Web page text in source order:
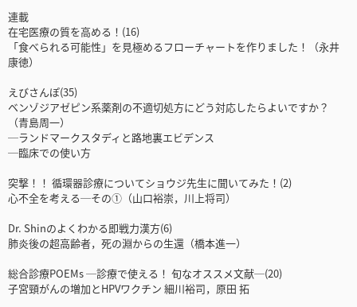
連載
在宅医療の質を高める！(16)
「食べられる可能性」を見極めるフローチャートを作りました！（永井
康徳）
えびさんぽ(35)
ベンゾジアゼピン系薬剤の不適切処方にどう対応したらよいですか？
（青島周一）
─ランドマークスタディと路地裏エビデンス
─臨床での使い方
突撃！！ 循環器診療についてショウジ先生に聞いてみた！(2)
心不全を考える─その①（山口裕崇，川上将司）
Dr. Shinのよくわかる即戦力漢方(6)
肺炎後の超高齢者，死の淵からの生還（橋本進一）
総合診療POEMs ─診療で使える！ 旬なオススメ文献─(20)
子宮頸がんの増加とHPVワクチン 細川裕司，原田 拓